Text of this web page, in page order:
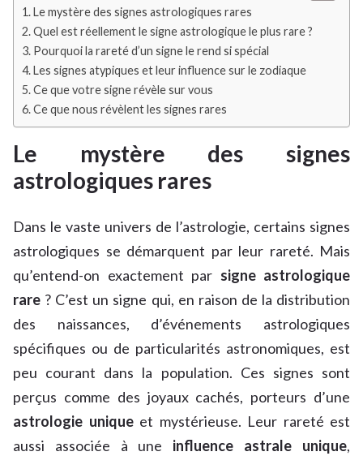
Le mystère des signes astrologiques rares
Quel est réellement le signe astrologique le plus rare ?
Pourquoi la rareté d’un signe le rend si spécial
Les signes atypiques et leur influence sur le zodiaque
Ce que votre signe révèle sur vous
Ce que nous révèlent les signes rares
Le mystère des signes
astrologiques rares
Dans le vaste univers de l’astrologie, certains signes
astrologiques se démarquent par leur rareté. Mais
qu’entend-on exactement par signe astrologique
rare ? C’est un signe qui, en raison de la distribution
des naissances, d’événements astrologiques
spécifiques ou de particularités astronomiques, est
peu courant dans la population. Ces signes sont
perçus comme des joyaux cachés, porteurs d’une
astrologie uniqueet mystérieuse. Leur rareté est
aussi associée à une influence astrale unique,